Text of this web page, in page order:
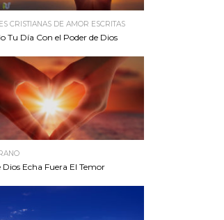
CRISTIANAS DE AMOR ESCRITAS
Tu Día Con el Poder de Dios
Echa Fuera El Temor